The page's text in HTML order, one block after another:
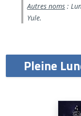
Autres noms :
Yule.
Pleine